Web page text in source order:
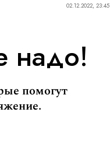
02.12.2022, 23:45
надо!
помогут